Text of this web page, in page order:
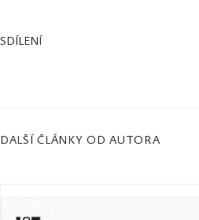
SDÍLENÍ
DALŠÍ ČLÁNKY OD AUTORA